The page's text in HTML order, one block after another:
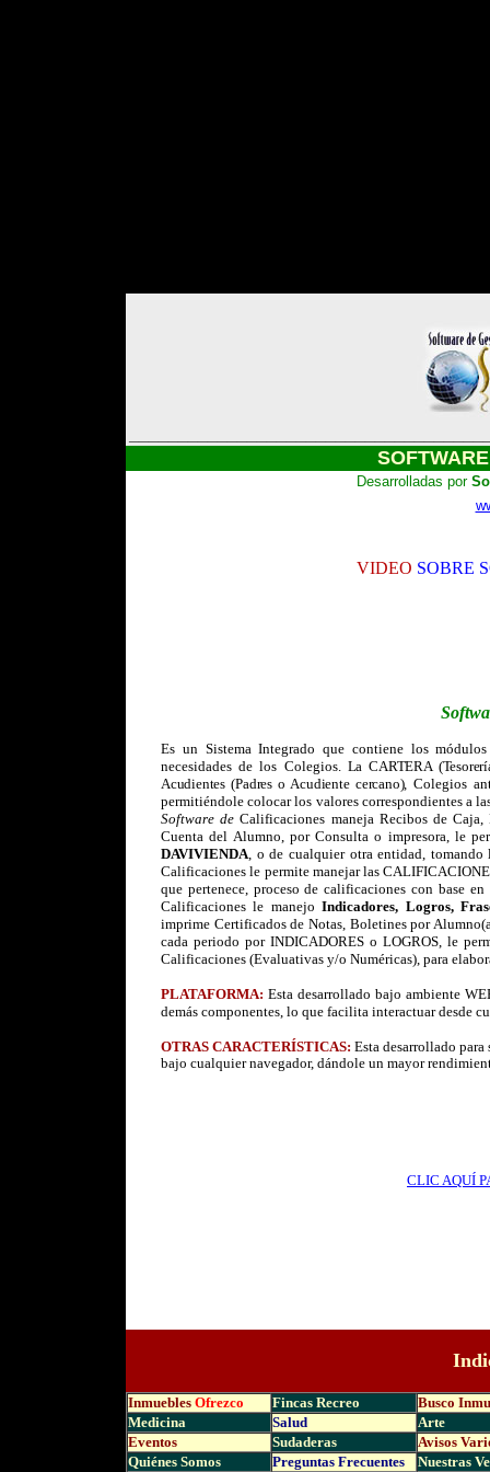
Desarrolladas por
VIDEO SOBRE
Es un Sistema Integrado que contiene los
necesidades de los Colegios.La CARTERA
Acudientes (Padres o Acudiente cercano), Colegios
permitiéndole colocar los valores correspondientes a
Software deCalificaciones maneja Recibos de
Cuenta del Alumno, por Consulta o impresora, le
DAVIVIENDA, o de cualquier otra entidad,
Calificaciones le permite manejar las
que pertenece, proceso de calificaciones con base en
Calificaciones le manejoIndicadores, Logros,
imprime Certificados de Notas, Boletines por
cada periodo por INDICADORES o LOGROS, le
Calificaciones (Evaluativas y/o Numéricas), para
PLATAFORMA: Esta desarrollado bajo ambiente
demás componentes, lo que facilita interactuar desde
OTRAS CARACTERÍSTICAS: Esta desarrollado
bajo cualquier navegador, dándole un mayor
CLIC AQUÍ
Inmuebles Ofrezco Fincas Recreo
Busco
Medicina
Salud
Arte
Eventos
Sudaderas
Avisos
Quiénes Somos
Preguntas Frecuentes Nuestras